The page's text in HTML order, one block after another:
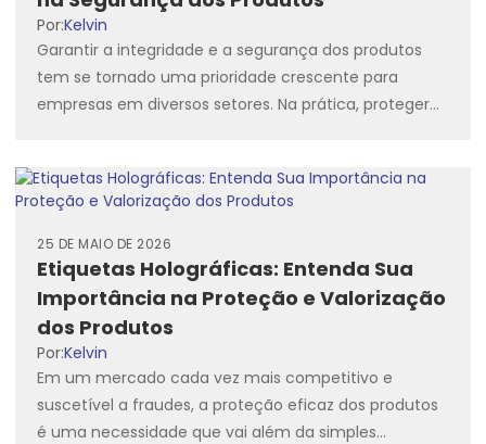
Por:Kelvin
Garantir a integridade e a segurança dos produtos
tem se tornado uma prioridade crescente para
empresas em diversos setores. Na prática, proteger
Etiquetas Holográficas: Entenda Sua
Importância na Proteção e Valorização
dos Produtos
25 DE MAIO DE 2026
Por:Kelvin
Em um mercado cada vez mais competitivo e
suscetível a fraudes, a proteção eficaz dos produtos
é uma necessidade que vai além da simples